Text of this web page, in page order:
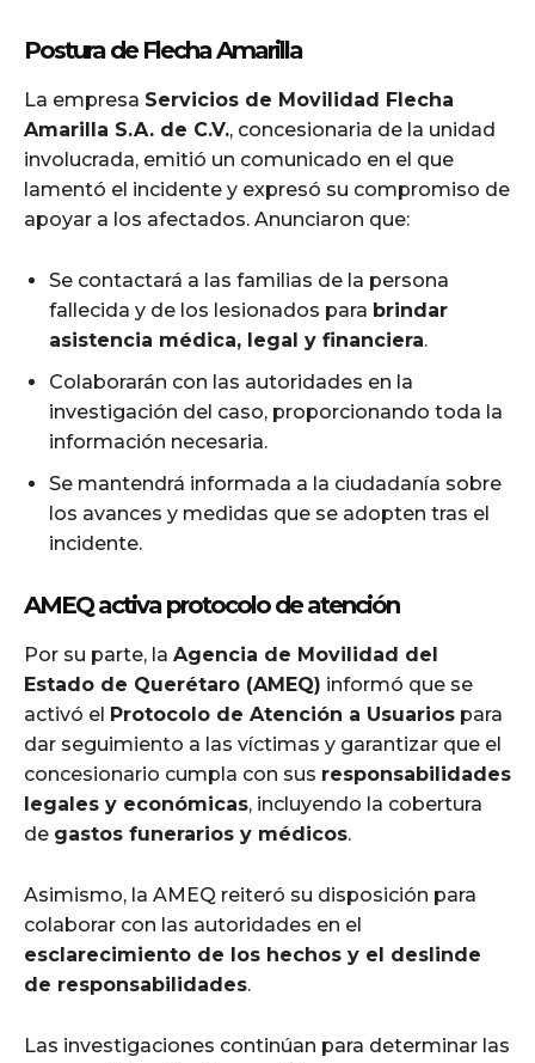
Postura de Flecha Amarilla
La empresa Servicios de Movilidad Flecha
Amarilla S.A. de C.V., concesionaria de la unidad
involucrada, emitió un comunicado en el que
lamentó el incidente y expresó su compromiso de
apoyar a los afectados. Anunciaron que:
Se contactará a las familias de la persona
fallecida y de los lesionados para brindar
asistencia médica, legal y financiera.
Colaborarán con las autoridades en la
investigación del caso, proporcionando toda la
información necesaria.
Se mantendrá informada a la ciudadanía sobre
los avances y medidas que se adopten tras el
incidente.
AMEQ activa protocolo de atención
Por su parte, la Agencia de Movilidad del
Estado de Querétaro (AMEQ) informó que se
activó el Protocolo de Atención a Usuarios para
dar seguimiento a las víctimas y garantizar que el
concesionario cumpla con sus responsabilidades
legales y económicas, incluyendo la cobertura
de gastos funerarios y médicos.
Asimismo, la AMEQ reiteró su disposición para
colaborar con las autoridades en el
esclarecimiento de los hechos y el deslinde
de responsabilidades.
Las investigaciones continúan para determinar las